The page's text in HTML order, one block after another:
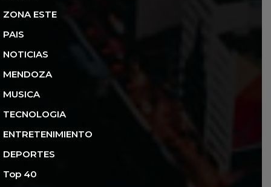
ZONA ESTE
PAIS
NOTICIAS
MENDOZA
MUSICA
TECNOLOGIA
ENTRETENIMIENTO
DEPORTES
Top 40